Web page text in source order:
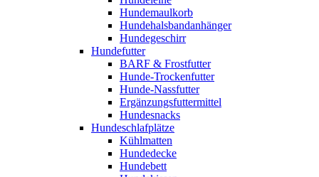
Hundemaulkorb
Hundehalsbandanhänger
Hundegeschirr
Hundefutter
BARF & Frostfutter
Hunde-Trockenfutter
Hunde-Nassfutter
Ergänzungsfuttermittel
Hundesnacks
Hundeschlafplätze
Kühlmatten
Hundedecke
Hundebett